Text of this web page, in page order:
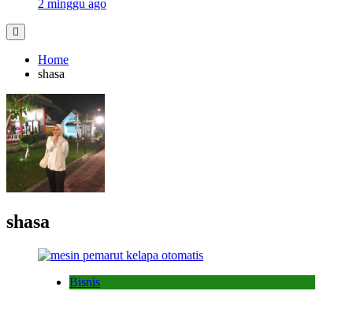
2 minggu ago
Home
shasa
shasa
Bisnis